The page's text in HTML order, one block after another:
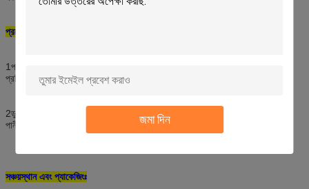
জমা দিন
প্রয়োগঃ
1প্যাডিংঃ ডোজঃ 10~40g/L
প্রক্রিয়াঃ এক ডাম্প এবং এক প্যাড বা দুটি ডাম্প এবং দুটি প্যাড
2ডুবানোঃ ডোজঃ ২%% (ও.ও.এফ) (দ্রবীভূত হওয়ার পর)
পানীয়ের অনুপাত:1০১ঃ১৫ সময়ঃ ৩০ মিনিট
সঞ্চয়স্থান এবং প্যাকেজিংঃ